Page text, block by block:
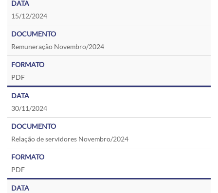
15/12/2024
Remuneração Novembro/2024
PDF
30/11/2024
Relação de servidores Novembro/2024
PDF